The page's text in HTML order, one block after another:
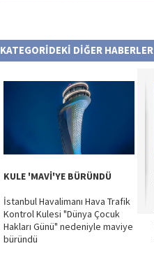
KATEGORİDEKİ DİĞER HABERLER
KULE 'MAVİ'YE BÜRÜNDÜ
İstanbul Havalimanı Hava Trafik
Kontrol Kulesi "Dünya Çocuk
Hakları Günü" nedeniyle maviye
büründü